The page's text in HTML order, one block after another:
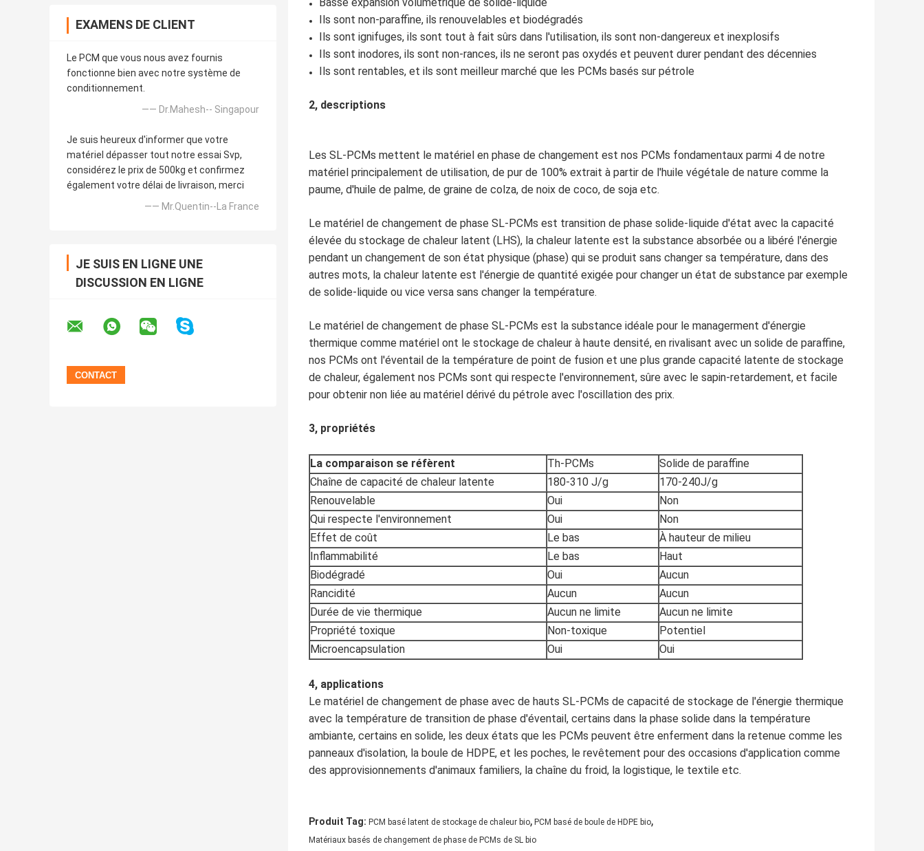
EXAMENS DE CLIENT
Le PCM que vous nous avez fournis
fonctionne bien avec notre système de
conditionnement.
—— Dr.Mahesh-- Singapour
Je suis heureux d'informer que votre
matériel dépasser tout notre essai Svp,
considérez le prix de 500kg et confirmez
également votre délai de livraison, merci
—— Mr.Quentin--La France
JE SUIS EN LIGNE UNE
DISCUSSION EN LIGNE
Ils sont non-paraffine, ils renouvelables et biodégradés
Ils sont ignifuges, ils sont tout à fait sûrs dans l'utilisation, ils sont non-dangereux et inexplosifs
Ils sont inodores, ils sont non-rances, ils ne seront pas oxydés et peuvent durer pendant des décennies
Ils sont rentables, et ils sont meilleur marché que les PCMs basés sur pétrole
2, descriptions
Les SL-PCMs mettent le matériel en phase de changement est nos PCMs fondamentaux parmi 4 de notre
matériel principalement de utilisation, de pur de 100% extrait à partir de l'huile végétale de nature comme la
paume, d'huile de palme, de graine de colza, de noix de coco, de soja etc.
Le matériel de changement de phase SL-PCMs est transition de phase solide-liquide d'état avec la capacité
élevée du stockage de chaleur latent (LHS), la chaleur latente est la substance absorbée ou a libéré l'énergie
pendant un changement de son état physique (phase) qui se produit sans changer sa température, dans des
autres mots, la chaleur latente est l'énergie de quantité exigée pour changer un état de substance par exemple
de solide-liquide ou vice versa sans changer la température.
Le matériel de changement de phase SL-PCMs est la substance idéale pour le managerment d'énergie
thermique comme matériel ont le stockage de chaleur à haute densité, en rivalisant avec un solide de paraffine,
nos PCMs ont l'éventail de la température de point de fusion et une plus grande capacité latente de stockage
de chaleur, également nos PCMs sont qui respecte l'environnement, sûre avec le sapin-retardement, et facile
pour obtenir non liée au matériel dérivé du pétrole avec l'oscillation des prix.
3, propriétés
La comparaison se réfèrent Th-PCMs
Solide de paraffine
Chaîne de capacité de chaleur latente
180-310 J/g
170-240J/g
Renouvelable
Oui
Non
Qui respecte l'environnement
Oui
Non
Effet de coût
Le bas
À hauteur de milieu
Inflammabilité
Le bas
Haut
Biodégradé
Oui
Aucun
Rancidité
Aucun
Aucun
Durée de vie thermique
Aucun ne limite
Aucun ne limite
Propriété toxique
Non-toxique
Potentiel
Microencapsulation
Oui Oui
4, applications
Le matériel de changement de phase avec de hauts SL-PCMs de capacité de stockage de l'énergie thermique
avec la température de transition de phase d'éventail, certains dans la phase solide dans la température
ambiante, certains en solide, les deux états que les PCMs peuvent être enferment dans la retenue comme les
panneaux d'isolation, la boule de HDPE, et les poches, le revêtement pour des occasions d'application comme
des approvisionnements d'animaux familiers, la chaîne du froid, la logistique, le textile etc.
Produit Tag: PCM basé latent de stockage de chaleur bio, PCM basé de boule de HDPE bio,
Matériaux basés de changement de phase de PCMs de SL bio